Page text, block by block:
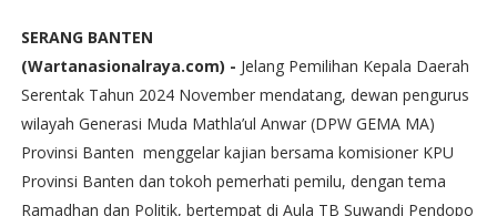
SERANG BANTEN
(Wartanasionalraya.com) - Jelang Pemilihan Kepala Daerah
Serentak Tahun 2024 November mendatang, dewan pengurus
wilayah Generasi Muda Mathla’ul Anwar (DPW GEMA MA)
Provinsi Banten menggelar kajian bersama komisioner KPU
Provinsi Banten dan tokoh pemerhati pemilu, dengan tema
Ramadhan dan Politik, bertempat di Aula TB Suwandi Pendopo